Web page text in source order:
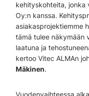
kehityskohteita, jonka
Oy:n kanssa.
asiakasprojektiemme
tämä tulee näkymään
laatuna ja
kertoo Vitec ALMAn
Mäkinen.
Vuodenvaihteessa